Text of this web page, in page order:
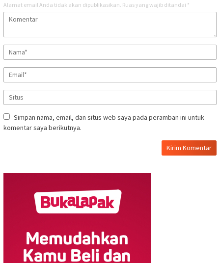
Alamat email Anda tidak akan dipublikasikan. Ruas yang wajib ditandai *
Simpan nama, email, dan situs web saya pada peramban ini untuk
komentar saya berikutnya.